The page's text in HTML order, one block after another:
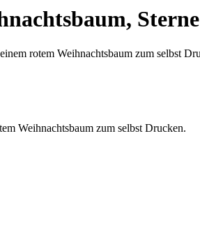
Sterne
Weihnachtsbaum zum selbst Drucken.